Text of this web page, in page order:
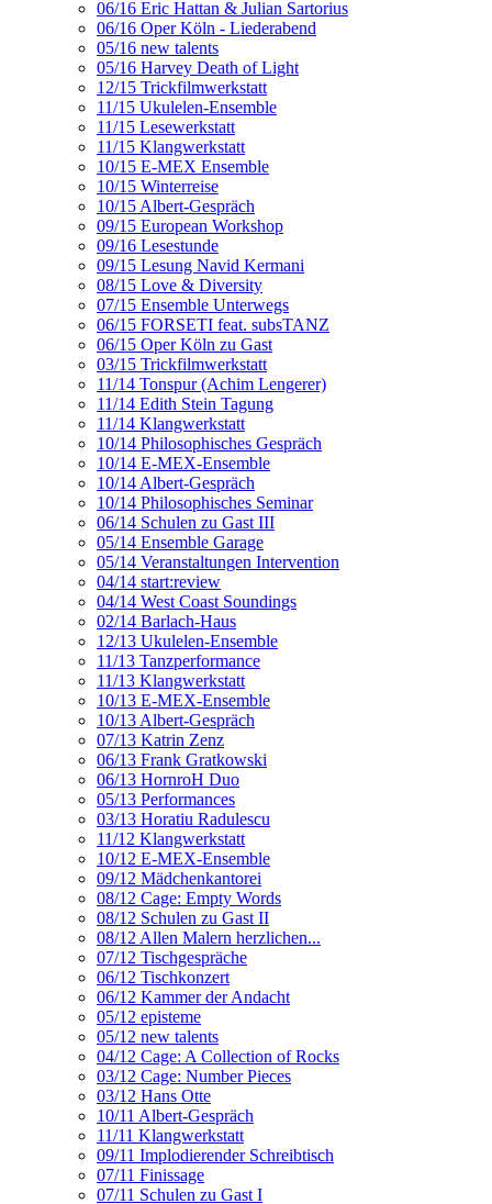
06/16 Eric Hattan & Julian Sartorius
06/16 Oper Köln - Liederabend
05/16 new talents
05/16 Harvey Death of Light
12/15 Trickfilmwerkstatt
11/15 Ukulelen-Ensemble
11/15 Lesewerkstatt
11/15 Klangwerkstatt
10/15 E-MEX Ensemble
10/15 Winterreise
10/15 Albert-Gespräch
09/15 European Workshop
09/16 Lesestunde
09/15 Lesung Navid Kermani
08/15 Love & Diversity
07/15 Ensemble Unterwegs
06/15 FORSETI feat. subsTANZ
06/15 Oper Köln zu Gast
03/15 Trickfilmwerkstatt
11/14 Tonspur (Achim Lengerer)
11/14 Edith Stein Tagung
11/14 Klangwerkstatt
10/14 Philosophisches Gespräch
10/14 E-MEX-Ensemble
10/14 Albert-Gespräch
10/14 Philosophisches Seminar
06/14 Schulen zu Gast III
05/14 Ensemble Garage
05/14 Veranstaltungen Intervention
04/14 start:review
04/14 West Coast Soundings
02/14 Barlach-Haus
12/13 Ukulelen-Ensemble
11/13 Tanzperformance
11/13 Klangwerkstatt
10/13 E-MEX-Ensemble
10/13 Albert-Gespräch
07/13 Katrin Zenz
06/13 Frank Gratkowski
06/13 HornroH Duo
05/13 Performances
03/13 Horatiu Radulescu
11/12 Klangwerkstatt
10/12 E-MEX-Ensemble
09/12 Mädchenkantorei
08/12 Cage: Empty Words
08/12 Schulen zu Gast II
08/12 Allen Malern herzlichen...
07/12 Tischgespräche
06/12 Tischkonzert
06/12 Kammer der Andacht
05/12 episteme
05/12 new talents
04/12 Cage: A Collection of Rocks
03/12 Cage: Number Pieces
03/12 Hans Otte
10/11 Albert-Gespräch
11/11 Klangwerkstatt
09/11 Implodierender Schreibtisch
07/11 Finissage
07/11 Schulen zu Gast I